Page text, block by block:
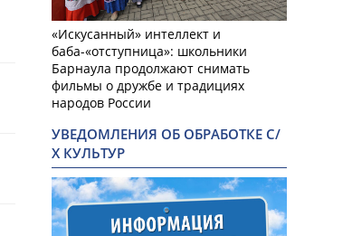
«Искусанный» интеллект и
баба-«отступница»: школьники
Барнаула продолжают снимать
фильмы о дружбе и традициях
народов России
УВЕДОМЛЕНИЯ ОБ ОБРАБОТКЕ С/
Х КУЛЬТУР